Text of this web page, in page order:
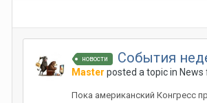
новости События
Master posted a topic in
Пока американский Конгресс